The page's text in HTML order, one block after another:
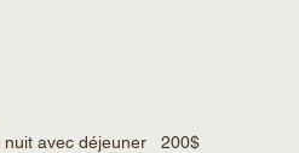
nuit avec déjeuner 200$